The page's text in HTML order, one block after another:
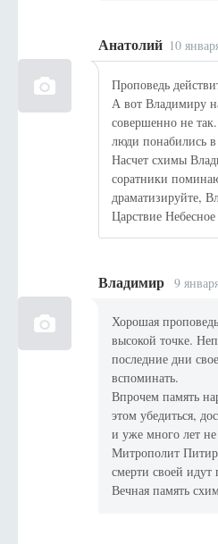
Анатолий 10
Проповедь
А вот Владимиру
совершенно не
люди понабились
Насчет схимы
соратники
драматизируйте,
Царствие
Владимир 9
Хорошая
высокой точке.
последние дни
вспоминать.
Впрочем память
этом убедиться,
и уже много лет не
Митрополит
смерти своей
Вечная память